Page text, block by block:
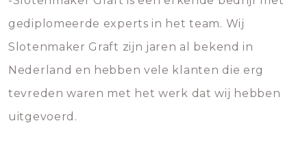
gediplomeerde experts in het team. Wij
Slotenmaker Graft zijn jaren al bekend in
Nederland en hebben vele klanten die erg
tevreden waren met het werk dat wij hebben
uitgevoerd.